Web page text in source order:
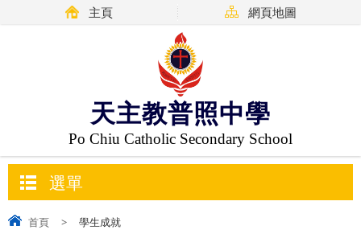
天主教普照中學
Po Chiu Catholic Secondary School
主頁 網頁地圖
選單
首頁 > 學生成就